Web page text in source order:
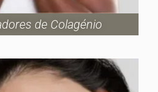
de Colagénio